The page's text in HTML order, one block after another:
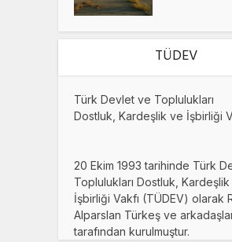
TÜDEV
Türk Devlet ve Toplulukları
Dostluk, Kardeşlik ve İşbirliği
20 Ekim 1993 tarihinde Türk
Toplulukları Dostluk,
İşbirliği Vakfı (TÜDEV) olarak
Alparslan Türkeş ve
tarafından kurulmuştur.